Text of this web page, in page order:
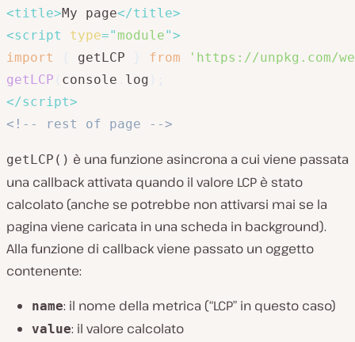
<title>My page</title>
<script type=" module">
import
getLCP from
'https://unpkg.com/
getLCP
console log
</script>
<!-- rest of page -->
getLCP() è una funzione asincrona a cui viene passata
una callback attivata quando il valore LCP è stato
calcolato (anche se potrebbe non attivarsi mai se la
pagina viene caricata in una scheda in background).
Alla funzione di callback viene passato un oggetto
contenente:
name: il nome della metrica (“LCP” in questo caso)
value: il valore calcolato